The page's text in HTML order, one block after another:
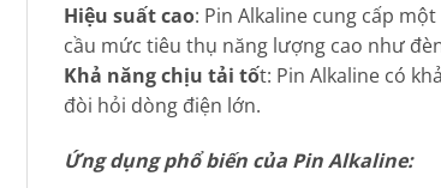
Hiệu suất cao: Pin Alkaline cung cấp
cầu mức tiêu thụ năng lượng cao như
Khả năng chịu tải tốt: Pin Alkaline có
đòi hỏi dòng điện lớn.
Ứng dụng phổ biến của Pin Alkaline: